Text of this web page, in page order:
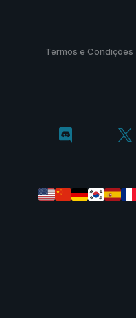
Termos e Condições